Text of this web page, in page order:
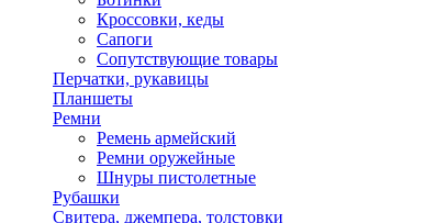
Кроссовки, кеды
Сапоги
Сопутствующие товары
Перчатки, рукавицы
Планшеты
Ремни
Ремень армейский
Ремни оружейные
Шнуры пистолетные
Рубашки
Свитера, джемпера, толстовки